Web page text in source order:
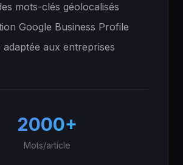
mots-clés géolocalisés
Google Business Profile
adaptée aux entreprises
2000+
Mots/article